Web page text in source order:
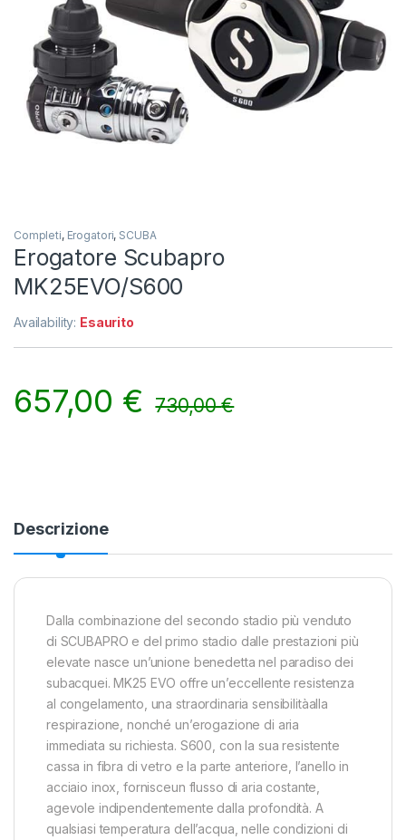
Completi, Erogatori, SCUBA
Erogatore Scubapro
MK25EVO/S600
Availability: Esaurito
657,00 € 730,00€
Descrizione
Dalla combinazione del secondo stadio più venduto
di SCUBAPRO e del primo stadio dalle prestazioni più
elevate nasce un’unione benedetta nel paradiso dei
subacquei. MK25 EVO offre un’eccellente resistenza
al congelamento, una straordinaria sensibilitàalla
respirazione, nonché un’erogazione di aria
immediata su richiesta. S600, con la sua resistente
cassa in fibra di vetro e la parte anteriore, l’anello in
acciaio inox, fornisceun flusso di aria costante,
agevole indipendentemente dalla profondità. A
qualsiasi temperatura dell’acqua, nelle condizioni di